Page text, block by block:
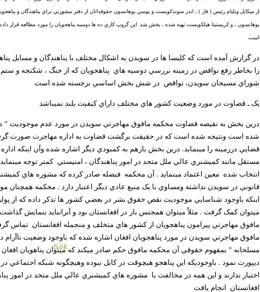
از ميکايل ويليام رئيس ( فار ) ، اندر سوندکويست و بوسي يوهانسون حقوقدانان از دفتر مشورتي براي پناهندگان و
يوهانسون ، و کريستينا هيلکويست تهيه شده ، پخش شد. اين گروپ کاري ده ها دوسيه پناهجويان را مورد مطالعه قرار
است
در گزارش آمده است که کليسا ها در سويدن به اشکال مختلف با پناهندگان و مسايل
را بخاطر رفع نواقص در زمينه بررسي دوسيه هاي
پناهجويان که از جنگ ، شکنجه و ستم
شوراي مسيحان سويدن، نواقص
در شش بخش اساسي برجسته شده است
يک ـ قضاوت در مورد وضعيت کشور هاي مختلف داراي کيفيت بلند نميباشد
درين بخش به نقيصه قضاوت محکمه مافوق مهاجرتي سويدن در مورد عدم موجوديت ”
شده است ونتيجه شده است که در حقيقت برگشت قضاوت به اداره مهاجرت صورت
قضايي درزمينه را مينمايد. درين بخش بازهم به کمبودي ديگر اشاره شده وآن اينکه
مستقل مانند کميشنري عالي ملل متحد در امور پناهندگان ، امنيستي کمتر توجه
انتخاب شده
معين اعتماد مينمايد . آن محکمه فيصله صادر کرده که مشوره هاي
قانوني در سويدن نداشته ومساوي با يک منبع عادي ديگر اعتبار دارد . محکمه همچنان
اينکه باوجود شناسايي موجوديت نقص حقوق بشر در بعضي کشور ها تذکر داده که از
ميتوان کمک گرفت . مثلاٌ ميتوان همجنس باز در افغانستان بود و آنرانبايد بنمايش
مافوق مهاجرتي پيرامون پناهجويان از کشور هاي متخلف و منجمله افغانستان تماس
مافوق مهاجرتي سويدن در مورد پناهجويان افغان اشاره شده که باوجود وضعيت ناآرام
مسلحانه ” بمفهوم حقوقي آن محکمه مافوق حکم صادر ميکند که ميتوان پناهويان افغان
ديپورت نمود . باوجوديکه اين پناهجو هيچوقت در کابل نبوده وهيچگونه شبکه اجتماعي در
اختيار ندارند و اين همه در مخالفت با
مشوره هاي کميشنري عالي ملل متحد در امور
افغانستان
انجام يافت